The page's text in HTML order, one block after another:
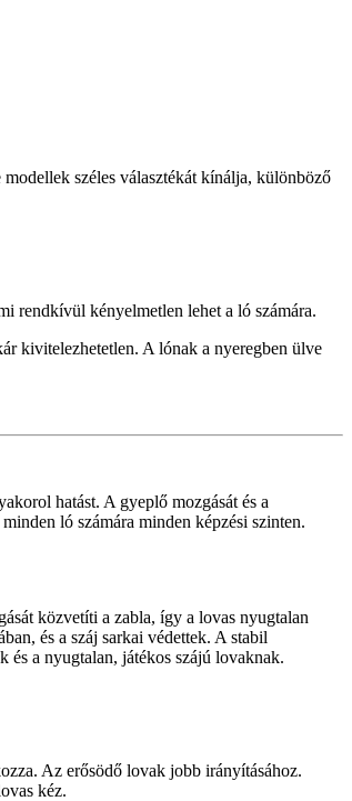
széles választékát kínálja, különböző
rendkívül kényelmetlen lehet a ló számára.
kivitelezhetetlen. A lónak a nyeregben ülve
hatást. A gyeplő mozgását és a
ló számára minden képzési szinten.
közvetíti a zabla, így a lovas nyugtalan
és a száj sarkai védettek. A stabil
és a nyugtalan, játékos szájú lovaknak.
Az erősödő lovak jobb irányításához.
kéz.